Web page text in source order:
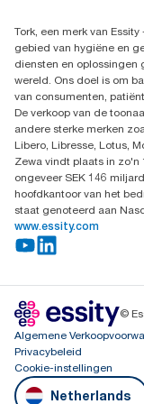
Dispenserklacht
Essity
Arnhemse
3708 AH ZEIST
Nederland
Tork, een merk van
gebied van hygiëne en
diensten en oplossingen
wereld. Ons doel is om
van consumenten,
De verkoop van de
andere sterke merken
Libero, Libresse, Lotus,
Zewa vindt plaats in zo'n
ongeveer SEK 146
hoofdkantoor van het
staat genoteerd aan
www.essity.com
©
Algemene
Privacybeleid
Cookie-instellingen
Netherlands